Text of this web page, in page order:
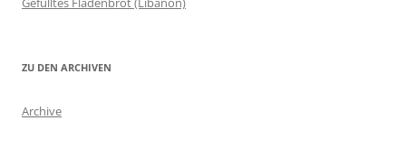
ZU DEN ARCHIVEN
Archive